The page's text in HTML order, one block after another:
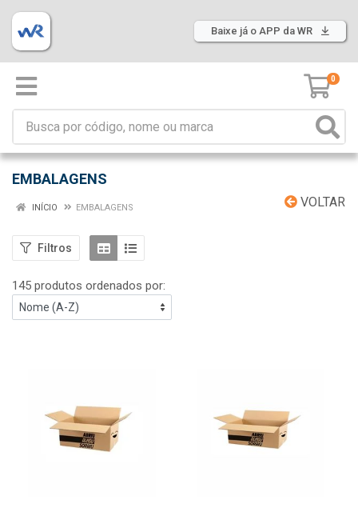
Baixe já o APP da WR
0
EMBALAGENS
VOLTAR
INÍCIO EMBALAGENS
Filtros
145 produtos ordenados por: